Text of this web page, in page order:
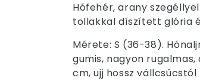
Hófehér, arany
tollakkal díszített glória
Mérete: S (36-38).
gumis, nagyon
cm, ujj hossz